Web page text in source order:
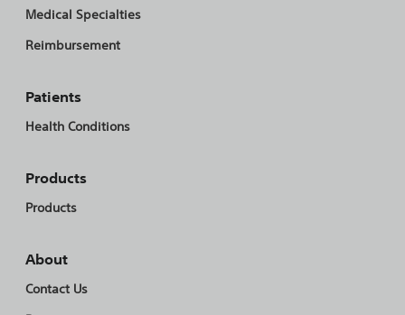
Medical Specialties
Reimbursement
Patients
Health Conditions
Products
Products
About
Contact Us